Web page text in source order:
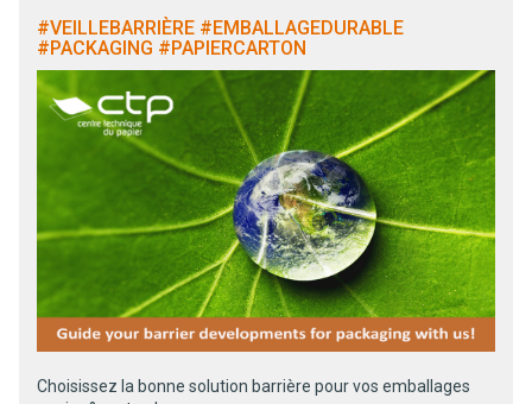
#VEILLEBARRIÈRE #EMBALLAGEDURABLE
#PACKAGING #PAPIERCARTON
Choisissez la bonne solution barrière pour vos emballages